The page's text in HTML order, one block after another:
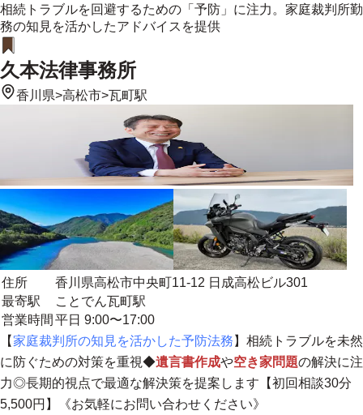
相続トラブルを回避するための「予防」に注力。家庭裁判所勤
務の知見を活かしたアドバイスを提供
久本法律事務所
香川県>高松市>瓦町駅
住所
香川県高松市中央町11-12 日成高松ビル301
最寄駅
ことでん瓦町駅
営業時間 平日 9:00〜17:00
【家庭裁判所の知見を活かした予防法務 】相続トラブルを未然
に防ぐための対策を重視◆遺言書作成や空き家問題の解決に注
力◎長期的視点で最適な解決策を提案します【初回相談30分
5,500円】《お気軽にお問い合わせください》